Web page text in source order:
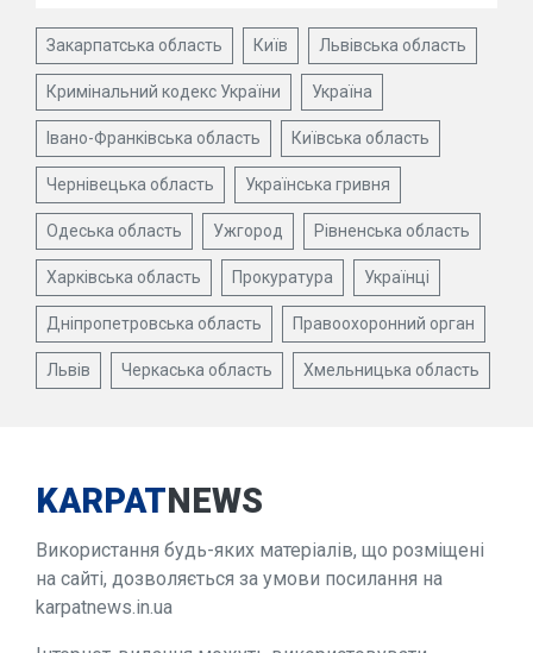
Закарпатська область Київ Львівська область
Кримінальний кодекс України Україна
Івано-Франківська область Київська область
Чернівецька область Українська гривня
Одеська область Ужгород Рівненська область
Харківська область Прокуратура Українці
Дніпропетровська область Правоохоронний орган
Львів Черкаська область Хмельницька область
KARPATNEWS
Використання будь-яких матеріалів, що розміщені
на сайті, дозволяється за умови посилання на
karpatnews.in.ua